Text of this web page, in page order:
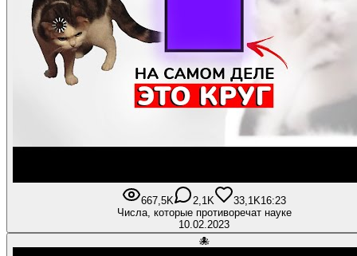
667,5K 2,1K 33,1K16:23
Числа, которые противоречат науке
10.02.2023
🐙